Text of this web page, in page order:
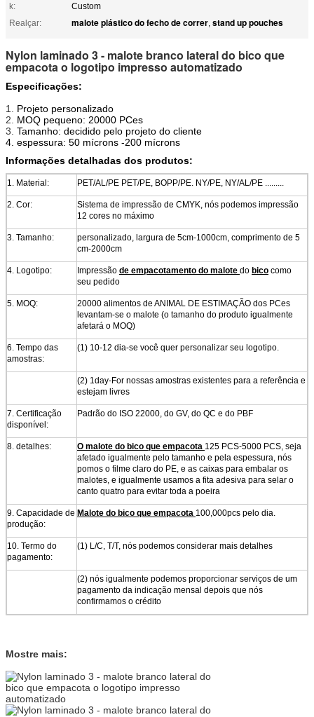
k:
Custom
Realçar:
malote plástico do fecho de correr, stand up pouches
Nylon laminado 3 - malote branco lateral do bico que
empacota o logotipo impresso automatizado
Especificações:
1. Projeto personalizado
2. MOQ pequeno: 20000 PCes
3. Tamanho: decidido pelo projeto do cliente
4. espessura: 50 mícrons -200 mícrons
Informações detalhadas dos produtos:
1. Material: PET/AL/PE PET/PE, BOPP/PE. NY/PE, NY/AL/PE .........
2. Cor:
Sistema de impressão de CMYK, nós podemos impressão
12 cores no máximo
3. Tamanho:
personalizado, largura de 5cm-1000cm, comprimento de 5
cm-2000cm
4. Logotipo: Impressão de empacotamento do malote do bico como
seu pedido
5. MOQ:
20000 alimentos de ANIMAL DE ESTIMAÇÃO dos PCes
levantam-se o malote (o tamanho do produto igualmente
afetará o MOQ)
6. Tempo das
amostras:
(1) 10-12 dia-se você quer personalizar seu logotipo.
(2) 1day-For nossas amostras existentes para a referência e
estejam livres
7. Certificação
disponível:
Padrão do ISO 22000, do GV, do QC e do PBF
8. detalhes: O malote do bico que empacota 125 PCS-5000 PCS, seja
afetado igualmente pelo tamanho e pela espessura, nós
pomos o filme claro do PE, e as caixas para embalar os
malotes, e igualmente usamos a fita adesiva para selar o
canto quatro para evitar toda a poeira
9. Capacidade de
produção:
Malote do bico que empacota 100,000pcs pelo dia.
10. Termo do
pagamento:
(1) L/C, T/T, nós podemos considerar mais detalhes
(2) nós igualmente podemos proporcionar serviços de um
pagamento da indicação mensal depois que nós
confirmamos o crédito
Mostre mais: